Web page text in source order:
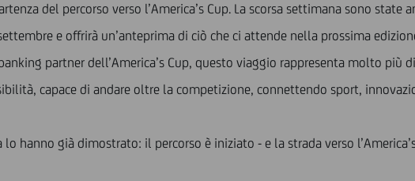
del percorso verso l’America’s Cup. La scorsa settimana sono
e offrirà un’anteprima di ciò che ci attende nella prossima
partner dell’America’s Cup, questo viaggio rappresenta molto più
capace di andare oltre la competizione, connettendo sport,
lo hanno già dimostrato: il percorso è iniziato - e la strada verso